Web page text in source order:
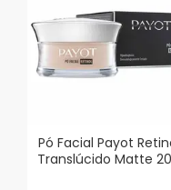
Pó Facial Payot
Translúcido Matte